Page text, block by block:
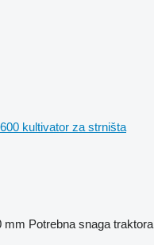
kultivator za strništa
mm Potrebna snaga traktora